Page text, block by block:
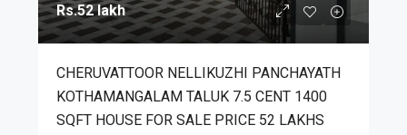
Rs.52 lakh
CHERUVATTOOR NELLIKUZHI PANCHAYATH
KOTHAMANGALAM TALUK 7.5 CENT 1400
SQFT HOUSE FOR SALE PRICE 52 LAKHS